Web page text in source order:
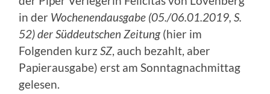
in der Wochenendausgabe (05./06.01.2019, S.
52) der Süddeutschen Zeitung(hier im
Folgenden kurzSZ, auch bezahlt, aber
Papierausgabe) erst am Sonntagnachmittag
gelesen.